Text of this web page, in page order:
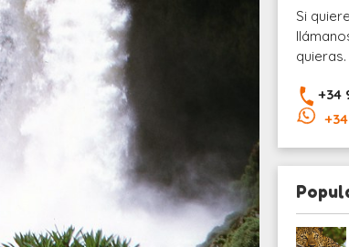
Si
quieras.
+34